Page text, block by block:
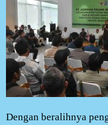
Dengan beralihnya